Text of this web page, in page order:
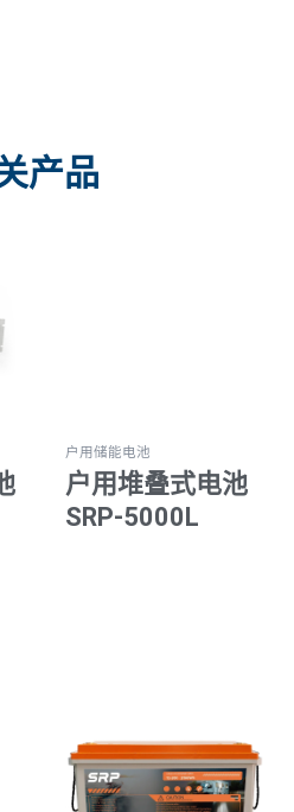
产品
户用储能电池
户用堆叠式电池
SRP-5000L